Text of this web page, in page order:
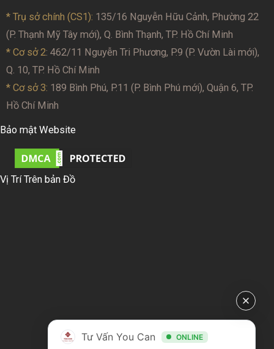
* Trụ sở chính (CS1): 135/16 Nguyễn Hữu Cảnh, Phường 22
(P. Thạnh Mỹ Tây mới), Q. Bình Thạnh, TP. Hồ Chí Minh
* Cơ sở 2: 462/11 Nguyễn Tri Phương, P.9 (P. Vườn Lài mới),
Q. 10, TP. Hồ Chí Minh
* Cơ sở 3: 189 Bình Phú, P.11 (P. Bình Phú mới), Quận 6, TP.
Hồ Chí Minh
Bảo mật Website
Vị Trí Trên bản Đồ
Tư Vấn You Can ONLINE